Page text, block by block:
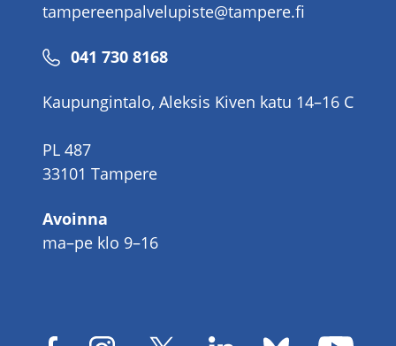
tampereenpalvelupiste@tampere.fi
Puhelinnumero
041 730 8168
Kaupungintalo, Aleksis Kiven katu 14–16 C
PL 487
33101 Tampere
Avoinna
ma–pe klo 9–16